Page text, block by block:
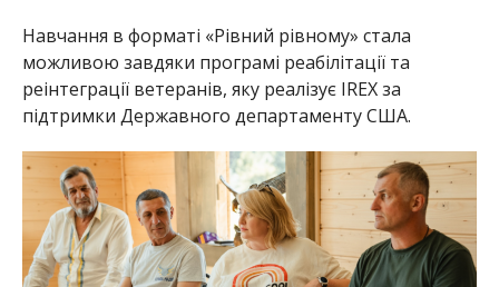
Навчання в форматі «Рівний рівному» стала
можливою завдяки програмі реабілітації та
реінтеграції ветеранів, яку реалізує IREX за
підтримки Державного департаменту США.